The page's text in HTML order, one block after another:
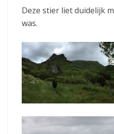
Deze stier liet duidelijk
was.